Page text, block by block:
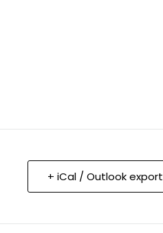
+ iCal / Outlook export